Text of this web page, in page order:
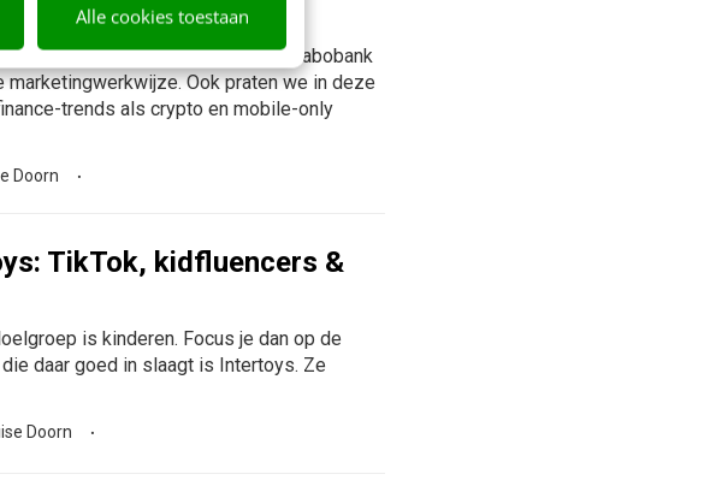
Alle cookies toestaan
CMO Dorkas Koenen van Rabobank
Ook praten we in deze
trends als crypto en mobile-only
Doorn
TikTok, kidfluencers &
is kinderen. Focus je dan op de
daar goed in slaagt is Intertoys. Ze
Doorn